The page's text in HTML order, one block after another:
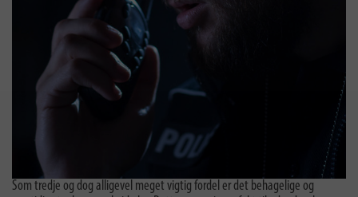
Som tredje og dog alligevel meget vigtig fordel er det behagelige og